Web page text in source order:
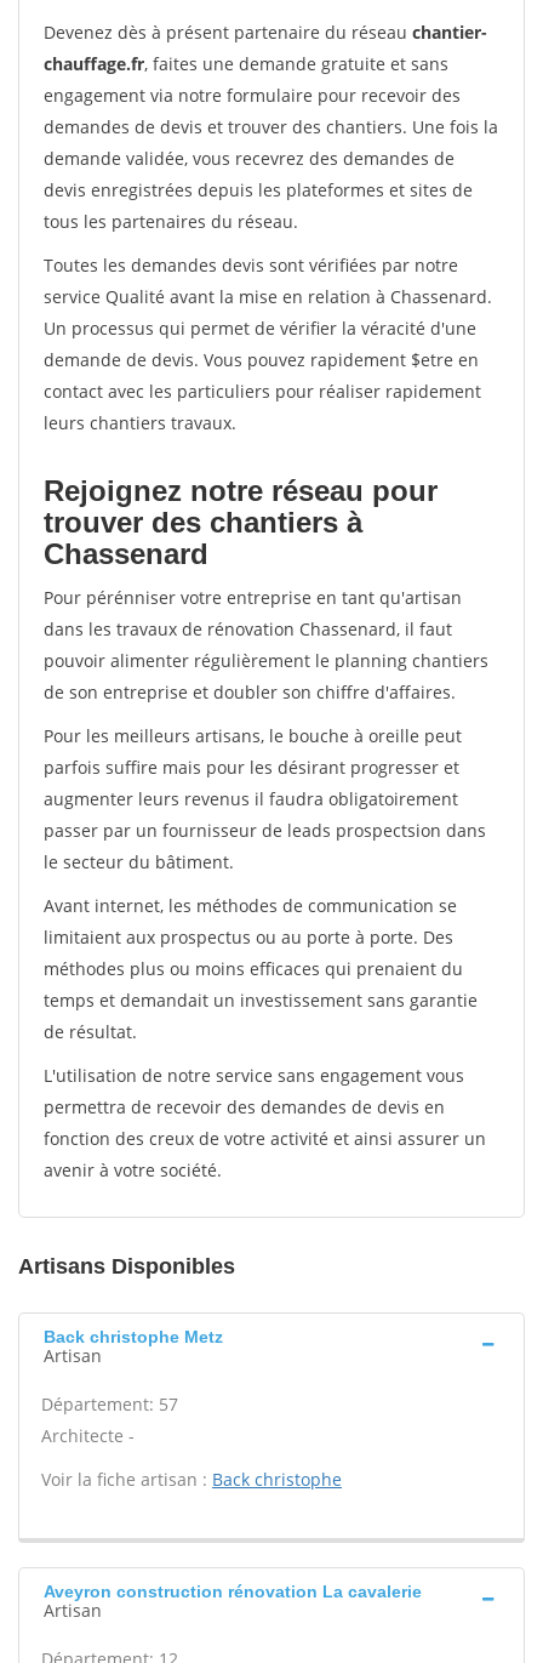
Devenez dès à présent partenaire du réseau chantier-
chauffage.fr, faites une demande gratuite et sans
engagement via notre formulaire pour recevoir des
demandes de devis et trouver des chantiers. Une fois la
demande validée, vous recevrez des demandes de
devis enregistrées depuis les plateformes et sites de
tous les partenaires du réseau.
Toutes les demandes devis sont vérifiées par notre
service Qualité avant la mise en relation à Chassenard.
Un processus qui permet de vérifier la véracité d'une
demande de devis. Vous pouvez rapidement $etre en
contact avec les particuliers pour réaliser rapidement
leurs chantiers travaux.
Rejoignez notre réseau pour
trouver des chantiers à
Chassenard
Pour pérénniser votre entreprise en tant qu'artisan
dans les travaux de rénovation Chassenard, il faut
pouvoir alimenter régulièrement le planning chantiers
de son entreprise et doubler son chiffre d'affaires.
Pour les meilleurs artisans, le bouche à oreille peut
parfois suffire mais pour les désirant progresser et
augmenter leurs revenus il faudra obligatoirement
passer par un fournisseur de leads prospectsion dans
le secteur du bâtiment.
Avant internet, les méthodes de communication se
limitaient aux prospectus ou au porte à porte. Des
méthodes plus ou moins efficaces qui prenaient du
temps et demandait un investissement sans garantie
de résultat.
L'utilisation de notre service sans engagement vous
permettra de recevoir des demandes de devis en
fonction des creux de votre activité et ainsi assurer un
avenir à votre société.
Artisans Disponibles
Back christophe Metz
Artisan
Département: 57
Architecte -
Voir la fiche artisan : Back christophe
Aveyron construction rénovation La cavalerie
Artisan